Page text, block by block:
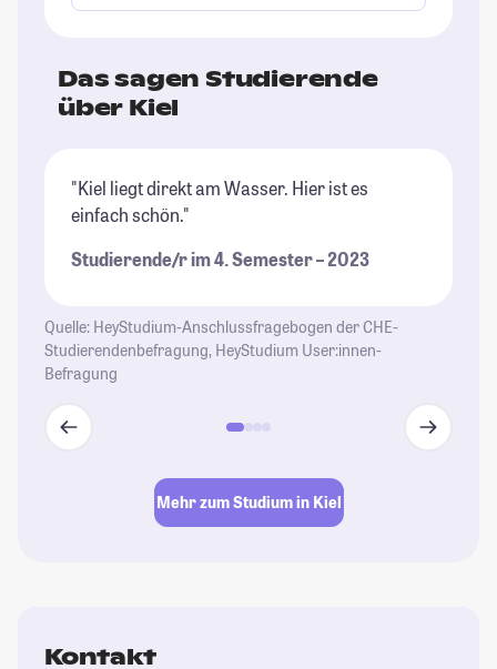
Das sagen Studierende
über Kiel
"Kiel liegt direkt am Wasser. Hier ist es
einfach schön."
Studierende/r im 4. Semester – 2023
Quelle: HeyStudium-Anschlussfragebogen der CHE-
Studierendenbefragung, HeyStudium User:innen-
Befragung
Mehr zum Studium in Kiel
Kontakt